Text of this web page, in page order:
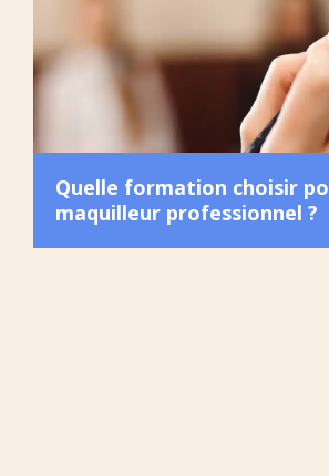
Quelle formation choisir
maquilleur professionnel ?